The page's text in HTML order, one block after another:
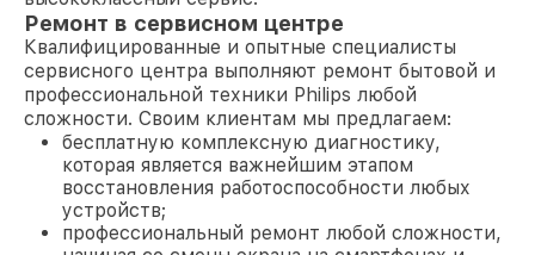
Ремонт в сервисном центре
Квалифицированные и опытные специалисты
сервисного центра выполняют ремонт бытовой и
профессиональной техники Philips любой
сложности. Своим клиентам мы предлагаем:
бесплатную комплексную диагностику,
которая является важнейшим этапом
восстановления работоспособности любых
устройств;
профессиональный ремонт любой сложности,